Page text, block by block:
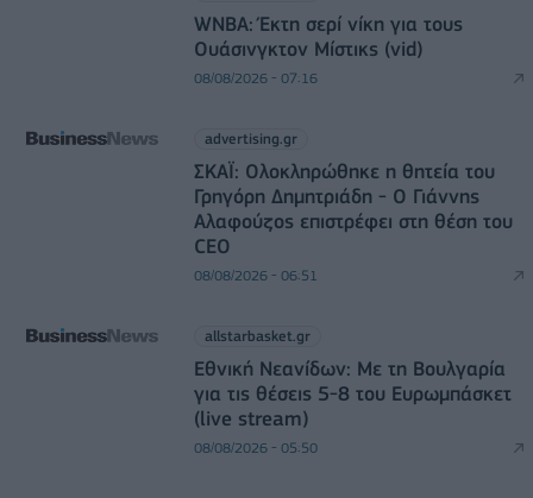
WNBA: Έκτη σερί νίκη για τους
Ουάσινγκτον Μίστικς (vid)
08/08/2026 - 07:16
advertising.gr
ΣΚΑΪ: Ολοκληρώθηκε η θητεία του
Γρηγόρη Δημητριάδη - Ο Γιάννης
Αλαφούζος επιστρέφει στη θέση του
CEO
08/08/2026 - 06:51
allstarbasket.gr
Εθνική Νεανίδων: Με τη Βουλγαρία
για τις θέσεις 5-8 του Ευρωμπάσκετ
(live stream)
08/08/2026 - 05:50